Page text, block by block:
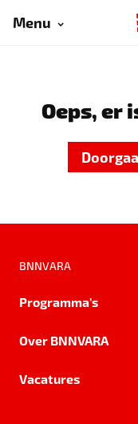
Menu
Oeps, er
BNNVARA
Programma's
Over BNNVARA
Vacatures